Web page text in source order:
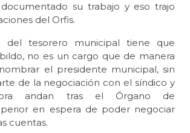
su trabajo y eso trajo
del Orfis.
del tesorero municipal tiene que
no es un cargo que de manera
el presidente municipal, sin
de la negociación con el síndico y
andan tras el Órgano de
en espera de poder negociar
cuentas.